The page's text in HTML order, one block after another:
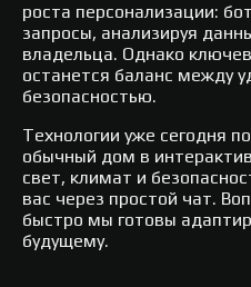
роста персонализации:
запросы, анализируя
владельца. Однако
останется баланс между
безопасностью.
Технологии уже сегодня
обычный дом в
свет, климат и
вас через простой чат.
быстро мы готовы
будущему.